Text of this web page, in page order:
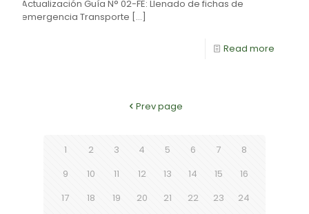
Actualización Guía N° 02-FE: Llenado de fichas de
emergencia Transporte […]
Read more
Prev page
1 2 3 4 5 6 7
8
9
10 11 12 13 14 15
16
17
18 19 20 21 22 23
24